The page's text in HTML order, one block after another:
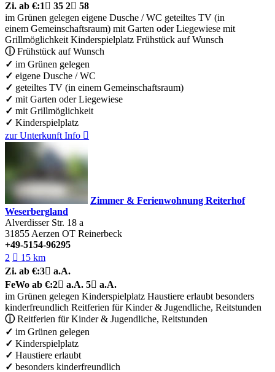
Zi. ab €:1  35 2 58
im Grünen gelegen eigene Dusche / WC geteiltes TV (in
einem Gemeinschaftsraum) mit Garten oder Liegewiese mit
Grillmöglichkeit Kinderspielplatz Frühstück auf Wunsch
ⓘFrühstück auf Wunsch
✓ im Grünen gelegen
✓ eigene Dusche / WC
✓ geteiltes TV (in einem Gemeinschaftsraum)
✓ mit Garten oder Liegewiese
✓ mit Grillmöglichkeit
✓ Kinderspielplatz
zur Unterkunft Info 
Zimmer & Ferienwohnung Reiterhof
Weserbergland
Alverdisser Str. 18 a
31855 Aerzen OT Reinerbeck
+49-5154-96295
2  15 km
Zi. ab €:3 a.A.
FeWo ab €:2 a.A. 5 a.A.
im Grünen gelegen Kinderspielplatz Haustiere erlaubt besonders
kinderfreundlich Reitferien für Kinder & Jugendliche, Reitstunden
ⓘReitferien für Kinder & Jugendliche, Reitstunden
✓ im Grünen gelegen
✓ Kinderspielplatz
✓ Haustiere erlaubt
✓ besonders kinderfreundlich